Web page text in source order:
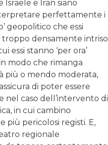
e Iran siano
perfettamente i
geopolitico che essi
troppo densamente intriso
essi stanno ‘per ora’
modo che rimanga
più o mendo moderata,
di poter essere
caso dell’intervento di
in cui cambino
più pericolosi registi. E,
regionale